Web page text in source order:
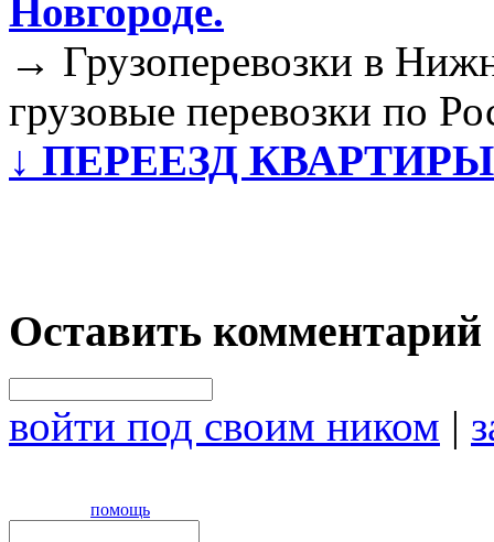
Новгороде.
→ Грузоперевозки в
грузовые перевозки по
↓ ПЕРЕЕЗД КВАРТИРЫ
Оставить комментарий
войти под своим ником |
помощь